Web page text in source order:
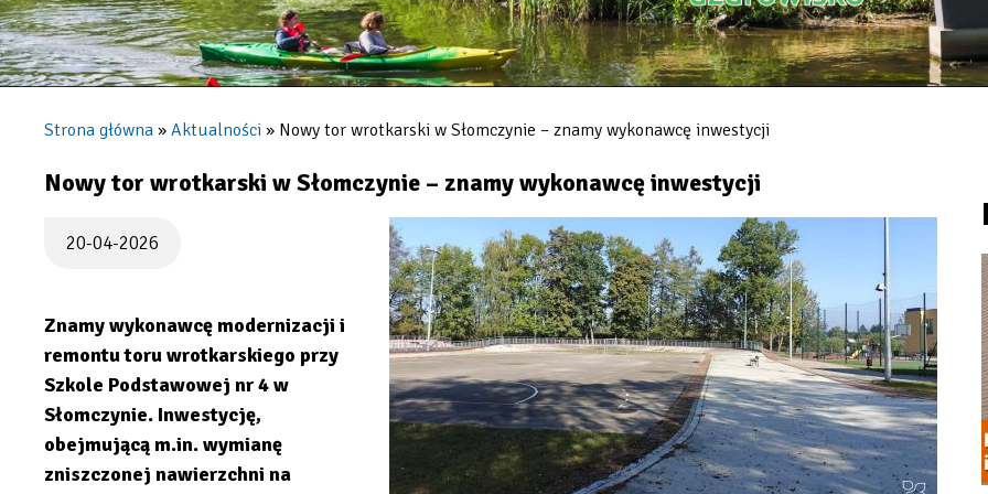
nawigacyjna
Strona główna Aktualności Nowy tor wrotkarski w Słomczynie – znamy wykonawcę inwestycji
Nowy tor wrotkarski w Słomczynie – znamy wykonawcę inwestycji
20-04-2026
Znamy wykonawcę modernizacji i
remontu toru wrotkarskiego przy
Szkole Podstawowej nr 4 w
Słomczynie. Inwestycję,
obejmującą m.in. wymianę
zniszczonej nawierzchni na